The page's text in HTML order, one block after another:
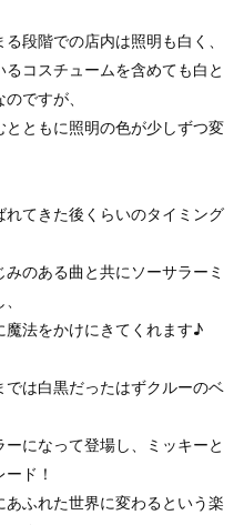
段階での店内は照明も白く、
るコスチュームを含めても白と
ですが、
とともに照明の色が少しずつ変
れてきた後くらいのタイミング
みのある曲と共にソーサラーミ
魔法をかけにきてくれます♪
では白黒だったはずクルーのベ
ーになって登場し、ミッキーと
ド！
あふれた世界に変わるという楽